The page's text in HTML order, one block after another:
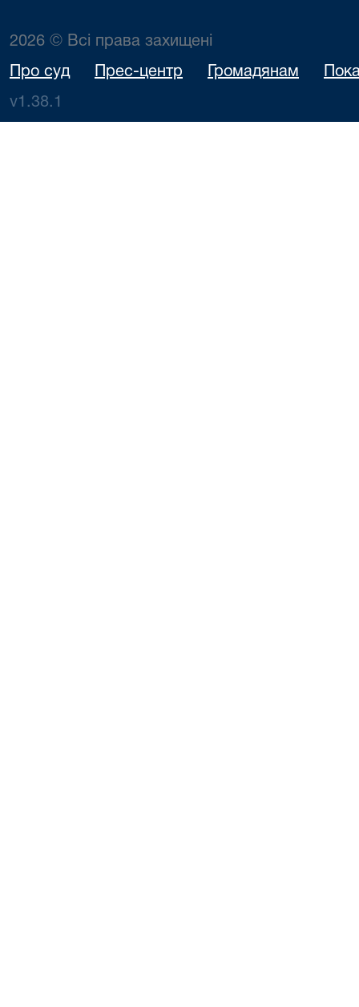
2026 © Всі права захищені
Про суд Прес-центр Громадянам
v1.38.1